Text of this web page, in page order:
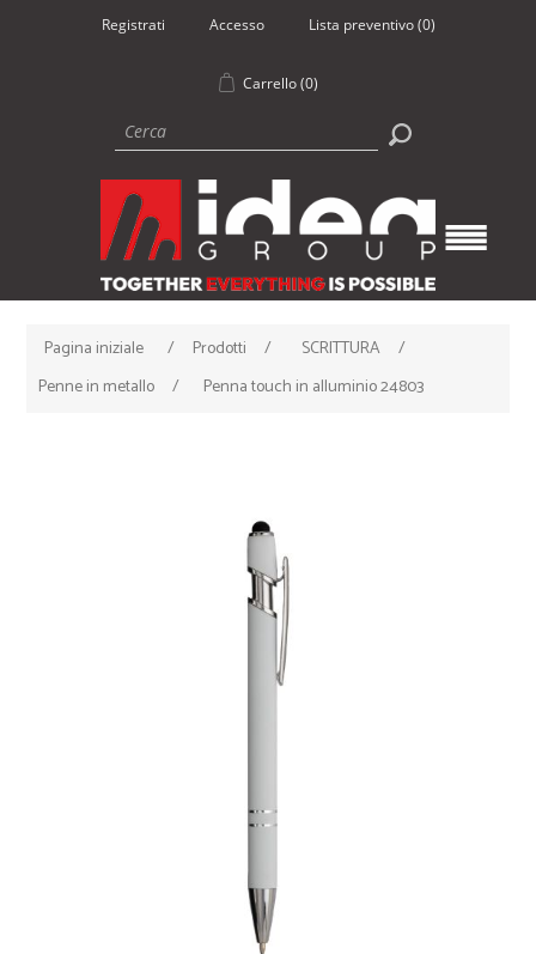
Registrati Accesso Lista preventivo (0)
Carrello (0)
Pagina iniziale / Prodotti / SCRITTURA
/
Penne in metallo
/ Penna touch in alluminio 24803